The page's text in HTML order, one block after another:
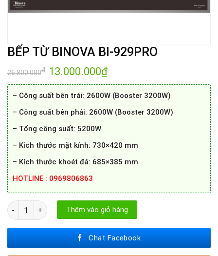
BẾP TỪ BINOVA BI-929PRO
26.800.000₫ Giá
gốc
là:
13.000.000₫Giá
tại
13.000.000₫.
– Công suất bên trái: 2600W (Booster 3200W)
– Công suất bên phải: 2600W (Booster 3200W)
– Tổng công suất: 5200W
– Kích thước mặt kính: 730×420 mm
– Kích thước khoét đá: 685×385 mm
HOTLINE : 0969806863
BẾP TỪ BINOVA BI-929PRO số lượng
Thêm vào giỏ hàng
Chat Facebook